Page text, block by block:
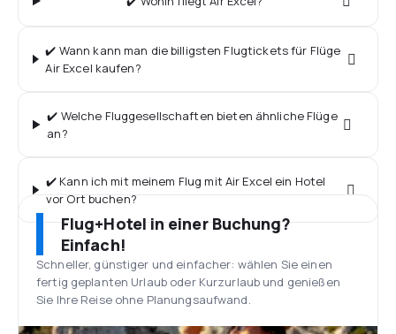
✔️ Wann kann man die billigsten Flugtickets für Flüge
Air Excel kaufen?
✔️ Welche Fluggesellschaften bieten ähnliche Flüge
an?
✔️ Kann ich mit meinem Flug mit Air Excel ein Hotel
vor Ort buchen?
Flug+Hotel in einer Buchung?
Einfach!
Schneller, günstiger und einfacher: wählen Sie einen
fertig geplanten Urlaub oder Kurzurlaub und genießen
Sie Ihre Reise ohne Planungsaufwand.